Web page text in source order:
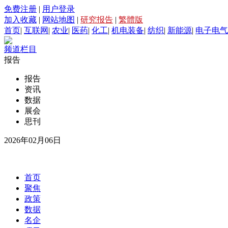
免费注册 | 用户登录
加入收藏 | 网站地图 | 研究报告 | 繁體版
首页| 互联网 | 农业| 医药| 化工| 机电装备| 纺织| 新能源| 电子电气
频道栏目
报告
报告
资讯
数据
展会
思刊
2026年02月06日
首页
聚焦
政策
数据
名企